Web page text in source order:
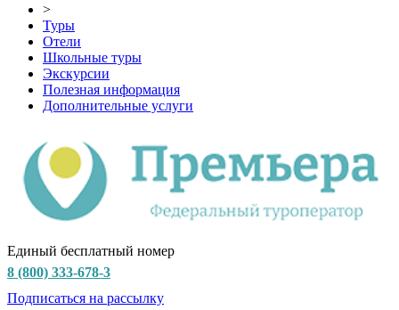
>
Туры
Отели
Школьные туры
Экскурсии
Полезная информация
Дополнительные услуги
Единый бесплатный номер
8 (800) 333-678-3
Подписаться на рассылку